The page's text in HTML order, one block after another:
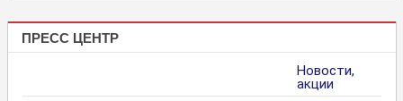
ПРЕСС ЦЕНТР
Новости,
акции